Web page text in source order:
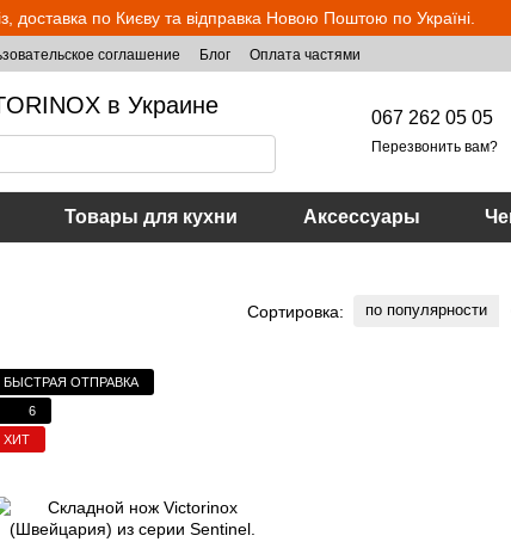
по Києву та відправка Новою Поштою по Україні.
соглашение Блог Оплата частями
в Украине 067 262 05 05
Перезвонить вам?
Товары для кухни Аксессуары
Сортировка: по популярности
БЫСТРАЯ ОТПРАВКА
6
ХИТ